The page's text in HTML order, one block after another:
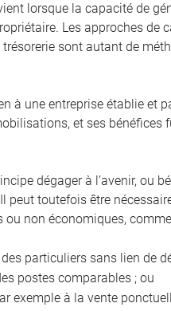
lorsque la capacité de
Les approches de
sont autant de
à une entreprise établie et
et ses bénéfices
dégager à l’avenir, ou
peut toutefois être
ou non économiques,
particuliers sans lien de
postes comparables ; ou
exemple à la vente